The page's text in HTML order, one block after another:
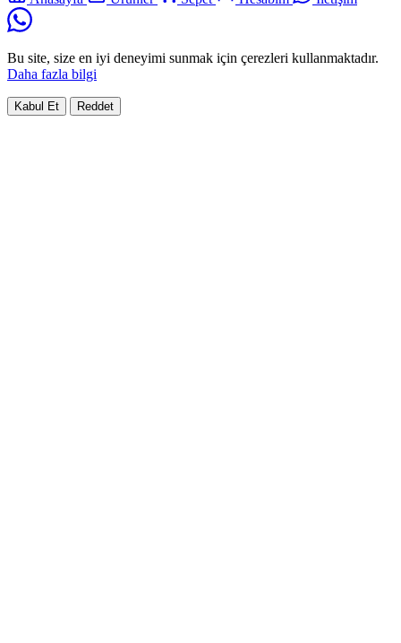
Bu site, size en iyi deneyimi sunmak için çerezleri kullanmaktadır.
Daha fazla bilgi
Kabul Et Reddet